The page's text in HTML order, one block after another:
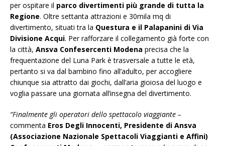
per ospitare il parco divertimenti più grande di tutta la
Regione. Oltre settanta attrazioni e 30mila mq di
divertimento, situati tra la Questura e il Palapanini di Via
Divisione Acqui. Per rafforzare il collegamento già forte con
la città, Ansva Confesercenti Modena precisa che la
frequentazione del Luna Park è trasversale a tutte le età,
pertanto si va dal bambino fino all’adulto, per accogliere
chiunque sia attratto dai giochi, dall’aria gioiosa del luogo e
voglia passare una giornata all’insegna del divertimento.
“Finalmente gli operatori dello spettacolo viaggiante –
commenta Eros Degli Innocenti, Presidente di Ansva
(Associazione Nazionale Spettacoli Viaggianti e Affini)